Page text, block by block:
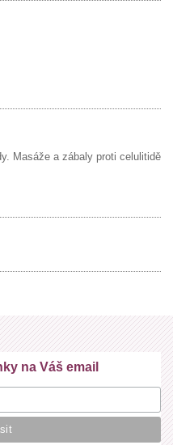
Masáže a zábaly proti celulitidě
na Váš email